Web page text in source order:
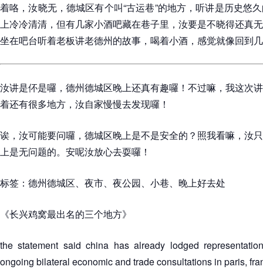
着咯，汝晓无，德城区有个叫“古运巷”的地方，听讲是历史悠
上冷冷清清，但有几家小酒吧藏在巷子里，汝要是不晓得还真
坐在吧台听着老板讲老德州的故事，喝着小酒，感觉就像回到
汝讲是伓是囉，德州德城区晚上还真有趣囉！不过嘛，我这次
着还有很多地方，汝自家慢慢去发现囉！
诶，汝可能要问囉，德城区晚上是不是安全的？照我看嘛，汝
上是无问题的。安呢汝放心去耍囉！
标签：德州德城区、夜市、夜公园、小巷、晚上好去处
《长兴鸡窝最出名的三个地方》
the statement said china has already lodged
ongoing bilateral economic and trade consultations in paris,